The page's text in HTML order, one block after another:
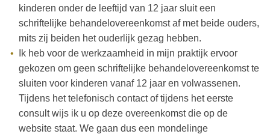
kinderen onder de leeftijd van 12 jaar sluit een
schriftelijke behandelovereenkomst af met beide ouders,
mits zij beiden het ouderlijk gezag hebben.
Ik heb voor de werkzaamheid in mijn praktijk ervoor
gekozen om geen schriftelijke behandelovereenkomst te
sluiten voor kinderen vanaf 12 jaar en volwassenen.
Tijdens het telefonisch contact of tijdens het eerste
consult wijs ik u op deze overeenkomst die op de
website staat. We gaan dus een mondelinge